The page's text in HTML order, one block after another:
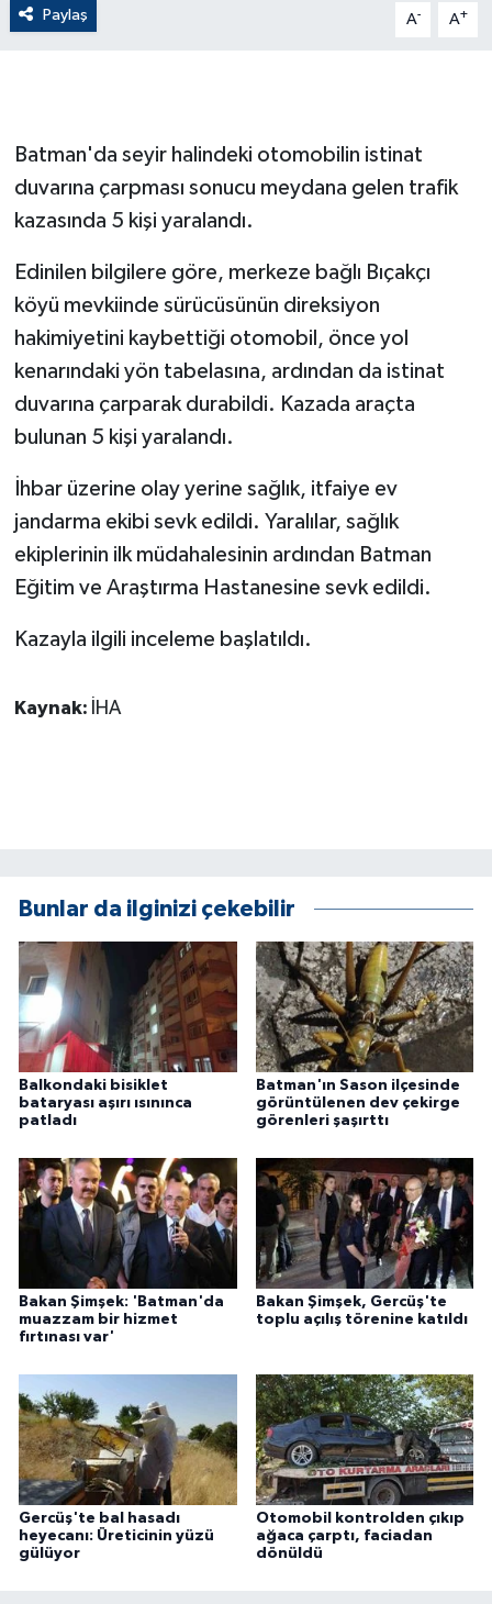
Paylaş A- A+
Batman'da seyir halindeki otomobilin istinat
duvarına çarpması sonucu meydana gelen trafik
kazasında 5 kişi yaralandı.
Edinilen bilgilere göre, merkeze bağlı Bıçakçı
köyü mevkiinde sürücüsünün direksiyon
hakimiyetini kaybettiği otomobil, önce yol
kenarındaki yön tabelasına, ardından da istinat
duvarına çarparak durabildi. Kazada araçta
bulunan 5 kişi yaralandı.
İhbar üzerine olay yerine sağlık, itfaiye ev
jandarma ekibi sevk edildi. Yaralılar, sağlık
ekiplerinin ilk müdahalesinin ardından Batman
Eğitim ve Araştırma Hastanesine sevk edildi.
Kazayla ilgili inceleme başlatıldı.
Kaynak: İHA
Bunlar da ilginizi çekebilir
Balkondaki bisiklet
bataryası aşırı ısınınca
patladı
Batman'ın Sason ilçesinde
görüntülenen dev çekirge
görenleri şaşırttı
Bakan Şimşek: 'Batman'da
muazzam bir hizmet
fırtınası var'
Bakan Şimşek, Gercüş'te
toplu açılış törenine katıldı
Gercüş'te bal hasadı
heyecanı: Üreticinin yüzü
gülüyor
Otomobil kontrolden çıkıp
ağaca çarptı, faciadan
dönüldü
Finans
HABERDE İNSAN
İNSAN
Jandarma
KÜLTÜR SANAT
SİYASET
SPOR HABERLERİ
TEKNOLOJİ
Turizm
ÜLKE GÜNDEMİ
YAŞAM
YEREL
Yerel Haberler